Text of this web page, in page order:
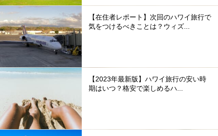
【在住者レポート】次回のハワイ旅行で
気をつけるべきことは？ウィズ...
【2023年最新版】ハワイ旅行の安い時
期はいつ？格安で楽しめるハ...